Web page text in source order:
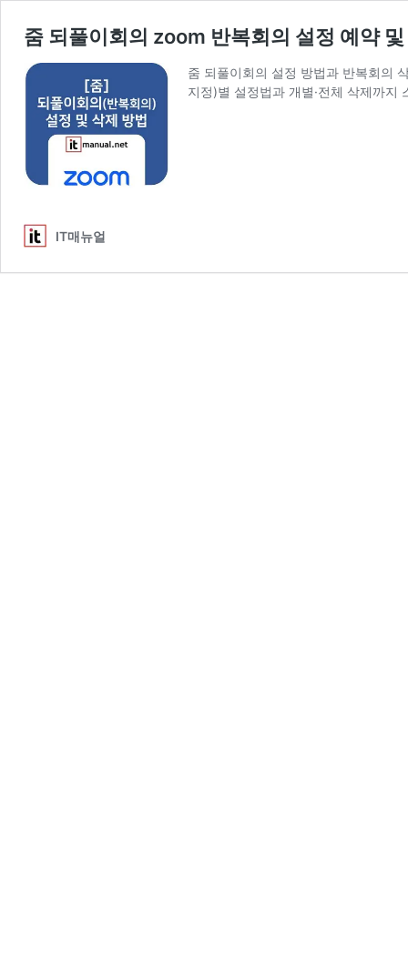
줌 되풀이회의 zoom 반복회의 설정 예약
줌 되풀이회의 설정 방법과 반복회의
지정)별 설정법과 개별·전체 삭제까지
IT매뉴얼